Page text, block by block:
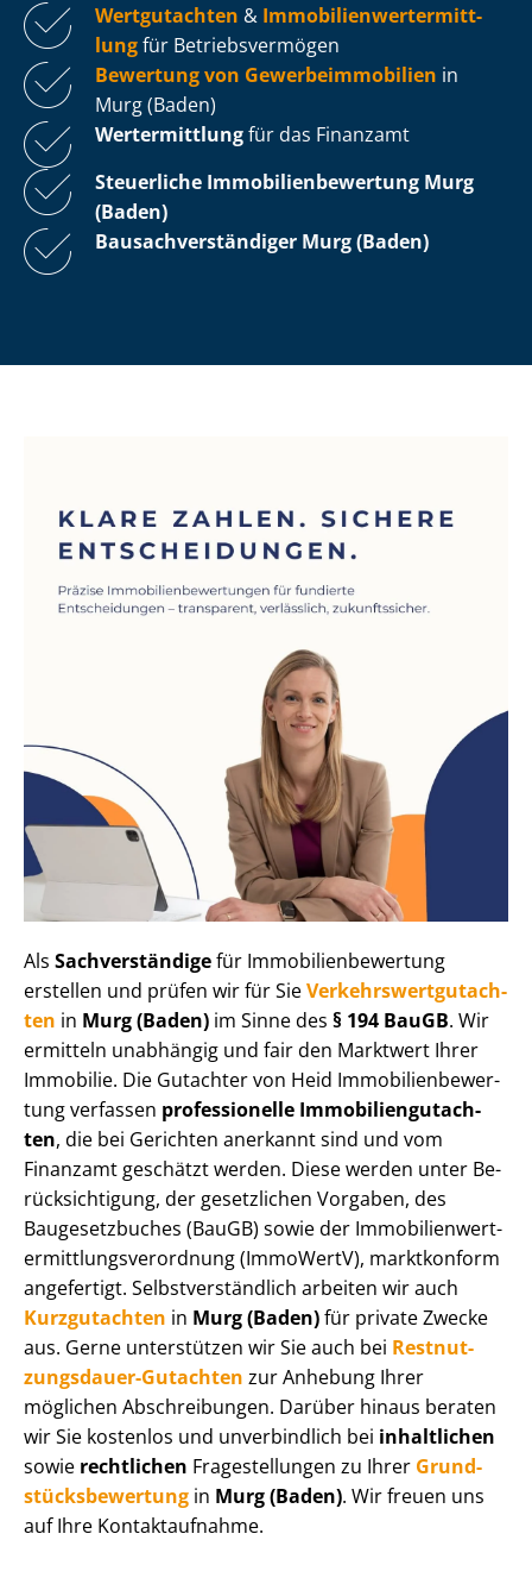
Wertgutachten & Im­mo­bi­li­en­wert­ermitt­
lungfür Be­triebs­ver­mö­gen
Bewertung von Ge­wer­be­im­mo­bi­li­en in
Murg (Baden)
Wertermittlungfür das Finanzamt
Steuerliche Im­mo­bi­li­en­be­wer­tung Murg
(Baden)
Bau­sach­ver­stän­di­ger Murg (Baden)
Als Sachverständigefür Im­mo­bi­li­en­be­wer­tung
erstellen und prüfen wir für SieVer­kehrs­wert­gut­ach­
ten in Murg (Baden) im Sinne des § 194 BauGB. Wir
ermitteln unabhängig und fair den Marktwert Ihrer
Immobilie. Die Gutachter von Heid Im­mo­bi­li­en­be­wer­
tung verfassen professionelle Im­mo­bi­li­en­gut­ach­
ten, die bei Gerichten anerkannt sind und vom
Finanzamt geschätzt werden. Diese werden unter Be­
rück­sich­ti­gung, der gesetzlichen Vorgaben, des
Baugesetzbuches (BauGB) sowie der Im­mo­bi­li­en­wert­
ermitt­lungs­ver­ord­nung (ImmoWertV), marktkonform
angefertigt. Selbst­ver­ständ­lich arbeiten wir auch
Kurzgutachten in Murg (Baden)für private Zwecke
aus. Gerne unterstützen wir Sie auch bei Rest­nut­
zungs­dau­er-Gutachten zur Anhebung Ihrer
möglichen Abschreibungen. Darüber hinaus beraten
wir Sie kostenlos und unverbindlich bei inhaltlichen
sowie rechtlichen Fragestellungen zu Ihrer Grund­
stücks­be­wer­tung in Murg (Baden). Wir freuen uns
auf Ihre Kontaktaufnahme.